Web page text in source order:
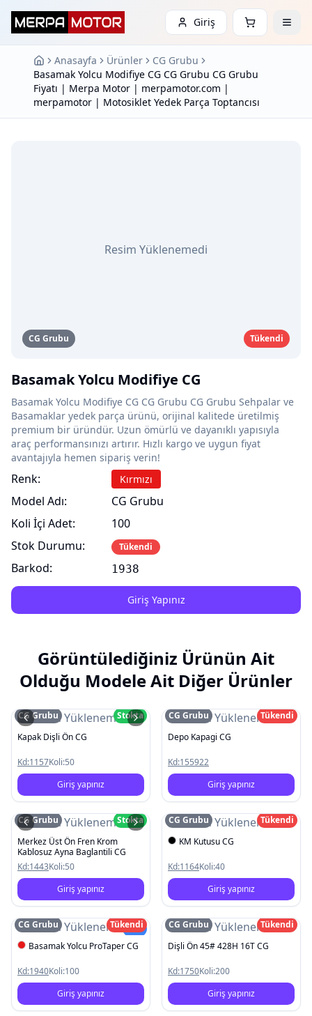
Giriş
Anasayfa Ürünler
CG Grubu
Basamak Yolcu Modifiye CG CG Grubu CG Grubu
Fiyatı | Merpa Motor | merpamotor.com |
merpamotor | Motosiklet Yedek Parça Toptancısı
CG Grubu Tükendi
Resim Yüklenemedi
Basamak Yolcu Modifiye CG
Basamak Yolcu Modifiye CG CG Grubu CG Grubu Sehpalar ve
Basamaklar yedek parça ürünü, orijinal kalitede üretilmiş
premium bir üründür. Uzun ömürlü ve dayanıklı yapısıyla
araç performansınızı artırır. Hızlı kargo ve uygun fiyat
avantajıyla hemen sipariş verin!
Renk:
Model Adı:
Koli İçi Adet:
Stok Durumu:
Barkod:
Kırmızı
CG Grubu
100
Tükendi
1938
Giriş Yapınız
Görüntülediğiniz Ürünün Ait
Olduğu Modele Ait Diğer Ürünler
Resim Yüklenemedi
CG Grubu
Stokta
Kapak Dişli Ön CG
Kd:1157Koli:50
Giriş yapınız
Resim Yüklenemedi
CG Grubu
Tükendi
Depo Kapagi CG
Kd:155922
Giriş yapınız
Resim Yüklenemedi
CG Grubu
Stokta
Merkez Üst Ön Fren Krom
Kablosuz Ayna Baglantili CG
Kd:1443Koli:50
Giriş yapınız
Resim Yüklenemedi
CG Grubu
Tükendi
KM Kutusu CG
Kd:1164Koli:40
Giriş yapınız
Resim YüklenemediYeni
CG Grubu
Tükendi
Basamak Yolcu ProTaper CG
Kd:1940Koli:100
Giriş yapınız
Resim Yüklenemedi
CG Grubu
Tükendi
Dişli Ön 45# 428H 16T CG
Kd:1750Koli:200
Giriş yapınız